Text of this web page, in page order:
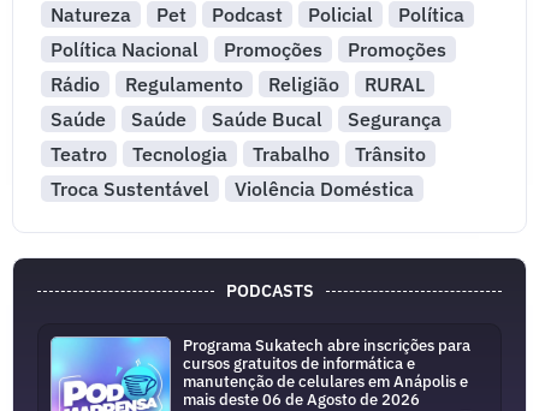
Natureza
Pet Podcast Policial
Política
Política Nacional
Promoções
Promoções
Rádio
Regulamento Religião
RURAL
Saúde
Saúde Saúde Bucal
Segurança
Teatro
Tecnologia Trabalho
Trânsito
Troca Sustentável
Violência Doméstica
PODCASTS
Programa Sukatech abre inscrições para
cursos gratuitos de informática e
manutenção de celulares em Anápolis e
mais deste 06 de Agosto de 2026